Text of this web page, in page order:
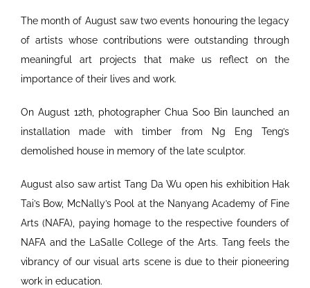
The month of August saw two events honouring the legacy
of artists whose contributions were outstanding through
meaningful art projects that make us reflect on the
importance of their lives and work.
On August 12th, photographer Chua Soo Bin launched an
installation made with timber from Ng Eng Teng’s
demolished house in memory of the late sculptor.
August also saw artist Tang Da Wu open his exhibition Hak
Tai’s Bow, McNally’s Pool at the Nanyang Academy of Fine
Arts (NAFA), paying homage to the respective founders of
NAFA and the LaSalle College of the Arts. Tang feels the
vibrancy of our visual arts scene is due to their pioneering
work in education.